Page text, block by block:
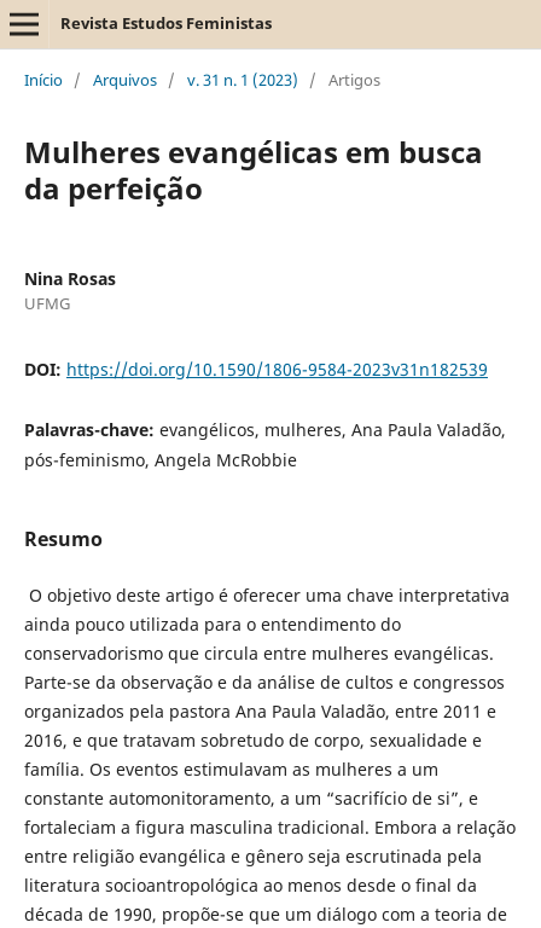
Revista Estudos Feministas
Início / Arquivos / v. 31 n. 1 (2023) / Artigos
Mulheres evangélicas em busca
da perfeição
Nina Rosas
UFMG
DOI: https://doi.org/10.1590/1806-9584-2023v31n182539
Palavras-chave: evangélicos, mulheres, Ana Paula Valadão,
pós-feminismo, Angela McRobbie
Resumo
O objetivo deste artigo é oferecer uma chave interpretativa
ainda pouco utilizada para o entendimento do
conservadorismo que circula entre mulheres evangélicas.
Parte-se da observação e da análise de cultos e congressos
organizados pela pastora Ana Paula Valadão, entre 2011 e
2016, e que tratavam sobretudo de corpo, sexualidade e
família. Os eventos estimulavam as mulheres a um
constante automonitoramento, a um “sacrifício de si”, e
fortaleciam a figura masculina tradicional. Embora a relação
entre religião evangélica e gênero seja escrutinada pela
literatura socioantropológica ao menos desde o final da
década de 1990, propõe-se que um diálogo com a teoria de